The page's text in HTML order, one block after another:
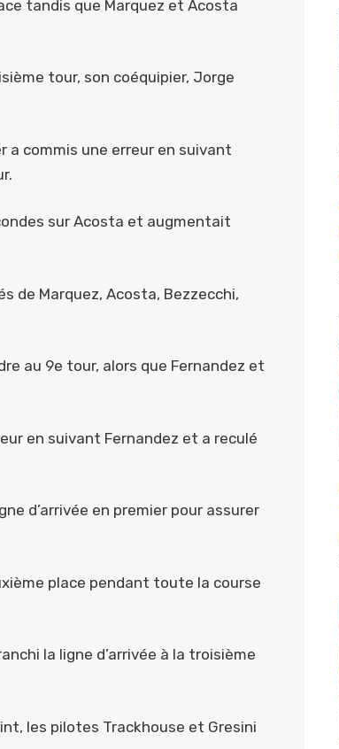
tandis que Marquez et Acosta
tour, son coéquipier, Jorge
a commis une erreur en suivant
sur Acosta et augmentait
de Marquez, Acosta, Bezzecchi,
au 9e tour, alors que Fernandez et
en suivant Fernandez et a reculé
d’arrivée en premier pour assurer
place pendant toute la course
la ligne d’arrivée à la troisième
les pilotes Trackhouse et Gresini